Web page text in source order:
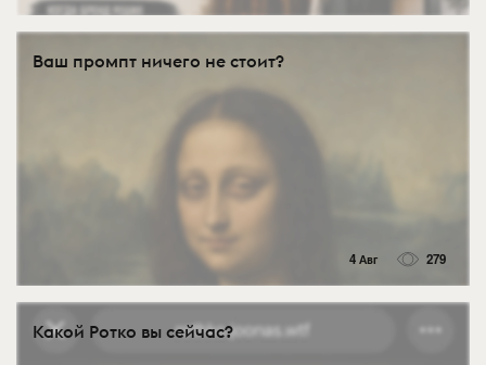
Ваш промпт ничего не стоит?
4 Авг 279
Какой Ротко вы сейчас?